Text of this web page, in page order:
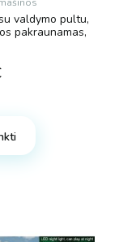
valdymo pultu,
pakraunamas,